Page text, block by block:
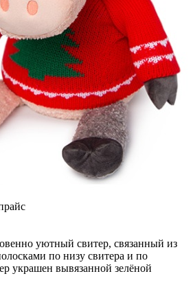
уютный свитер, связанный из
по низу свитера и по
украшен вывязанной зелёной